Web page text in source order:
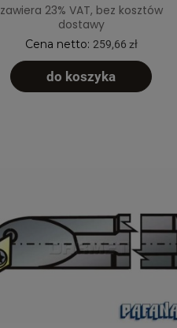
zawiera 23% VAT, bez kosztów
dostawy
Cena netto: 259,66 zł
do koszyka